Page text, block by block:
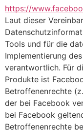
https://
Laut dieser
Tools und für die
Implementierung
verantwortlich. Für
Produkte ist
Betroffenenrechte
der bei Facebook
bei Facebook
Betroffenenrechte